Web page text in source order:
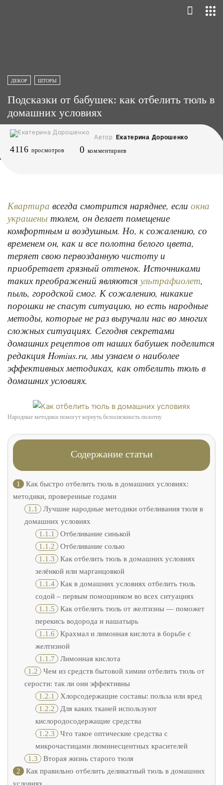
ДЕКОР ШТОРЫ
Подсказки от бабушек: как отбелить тюль в
домашних условиях
Автор Екатерина Дорошенко
4116 просмотров 0 комментариев
Квартира всегда смотрится наряднее, если окна
украшены тюлем, он делает помещение
комфортным и воздушным. Но, к сожалению, со
временем он, как и все полотна белого цвета,
теряет свою первозданную чистоту и
приобретает грязный оттенок. Источниками
таких преображений являются ультрафиолет,
пыль, городской смог. К сожалению, никакие
порошки не спасут ситуацию, но есть народные
методы, которые не раз выручали нас во многих
сложных ситуациях. Сегодня секретами
домашних рецептов от наших бабушек поделится
редакция Homius.ru, мы узнаем о наиболее
эффективных методиках, как отбелить тюль в
домашних условиях.
Народные методики помогут вернуть белоснежность полотну
Содержание статьи
1
Как быстро отбелить тюль в домашних условиях:
методики, проверенные годами
1.1 Лучшие народные методики отбеливания тюля в
домашних условиях
1.1.1
Отбеливание синькой
1.1.2
Отбеливание солью
1.1.3
Как отбелить тюль в домашних условиях
зелёнкой или марганцовкой
1.1.4
Как в домашних условиях отбелить тюль
содой – первым помощником во всех ситуациях
1.1.5
Как отбелить тюль от желтизны — поможет
перекись водорода и нашатырь
1.1.6
Крахмал и лимонная кислота в борьбе с
желтизной
1.1.7
Лимонная кислота
1.2 Чем из средств бытовой химии отбелить тюль от
серости: так ли они эффективны
1.2.1
Хлорсодержащие составы: польза или вред
1.2.2
Для каких тканей используют
кислородосодержащие средства
1.2.3
Что такое оптические средства с
микрочастицами люминесцентных красителей
1.3 Вторая жизнь старого тюля
2
Как правильно отбелить деликатный тюль в домашних